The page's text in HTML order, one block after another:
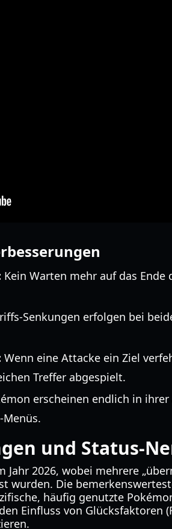
Kein Warten mehr auf das
Senkungen erfolgen bei
Wenn eine Attacke ein Ziel
Treffer abgespielt.
erscheinen endlich in
und Status-
2026, wobei mehrere
wurden. Die
häufig genutzte
Einfluss von Glücksfaktoren